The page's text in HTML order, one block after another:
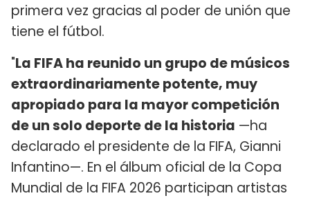
primera vez gracias al poder de unión que
tiene el fútbol.
"La FIFA ha reunido un grupo de músicos
extraordinariamente potente, muy
apropiado para la mayor competición
de un solo deporte de la historia —ha
declarado el presidente de la FIFA, Gianni
Infantino—. En el álbum oficial de la Copa
Mundial de la FIFA 2026 participan artistas